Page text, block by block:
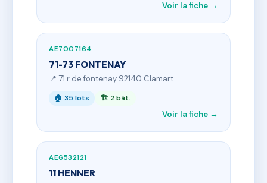
Voir la fiche →
AE7007164
71-73 FONTENAY
📍 71 r de fontenay 92140 Clamart
🏠 35 lots 🏗 2 bât.
Voir la fiche →
AE6532121
11 HENNER